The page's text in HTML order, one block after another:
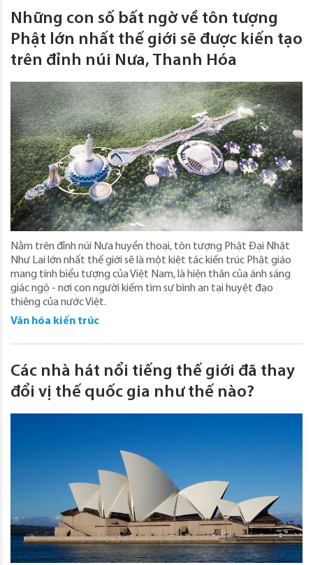
Những con số bất ngờ về tôn tượng
Phật lớn nhất thế giới sẽ được kiến tạo
trên đỉnh núi Nưa, Thanh Hóa
Nằm trên đỉnh núi Nưa huyền thoại, tôn tượng Phật Đại Nhật
Như Lai lớn nhất thế giới sẽ là một kiệt tác kiến trúc Phật giáo
mang tính biểu tượng của Việt Nam, là hiện thân của ánh sáng
giác ngộ - nơi con người kiếm tìm sự bình an tại huyệt đạo
thiêng của nước Việt.
Văn hóa kiến trúc
Các nhà hát nổi tiếng thế giới đã thay
đổi vị thế quốc gia như thế nào?